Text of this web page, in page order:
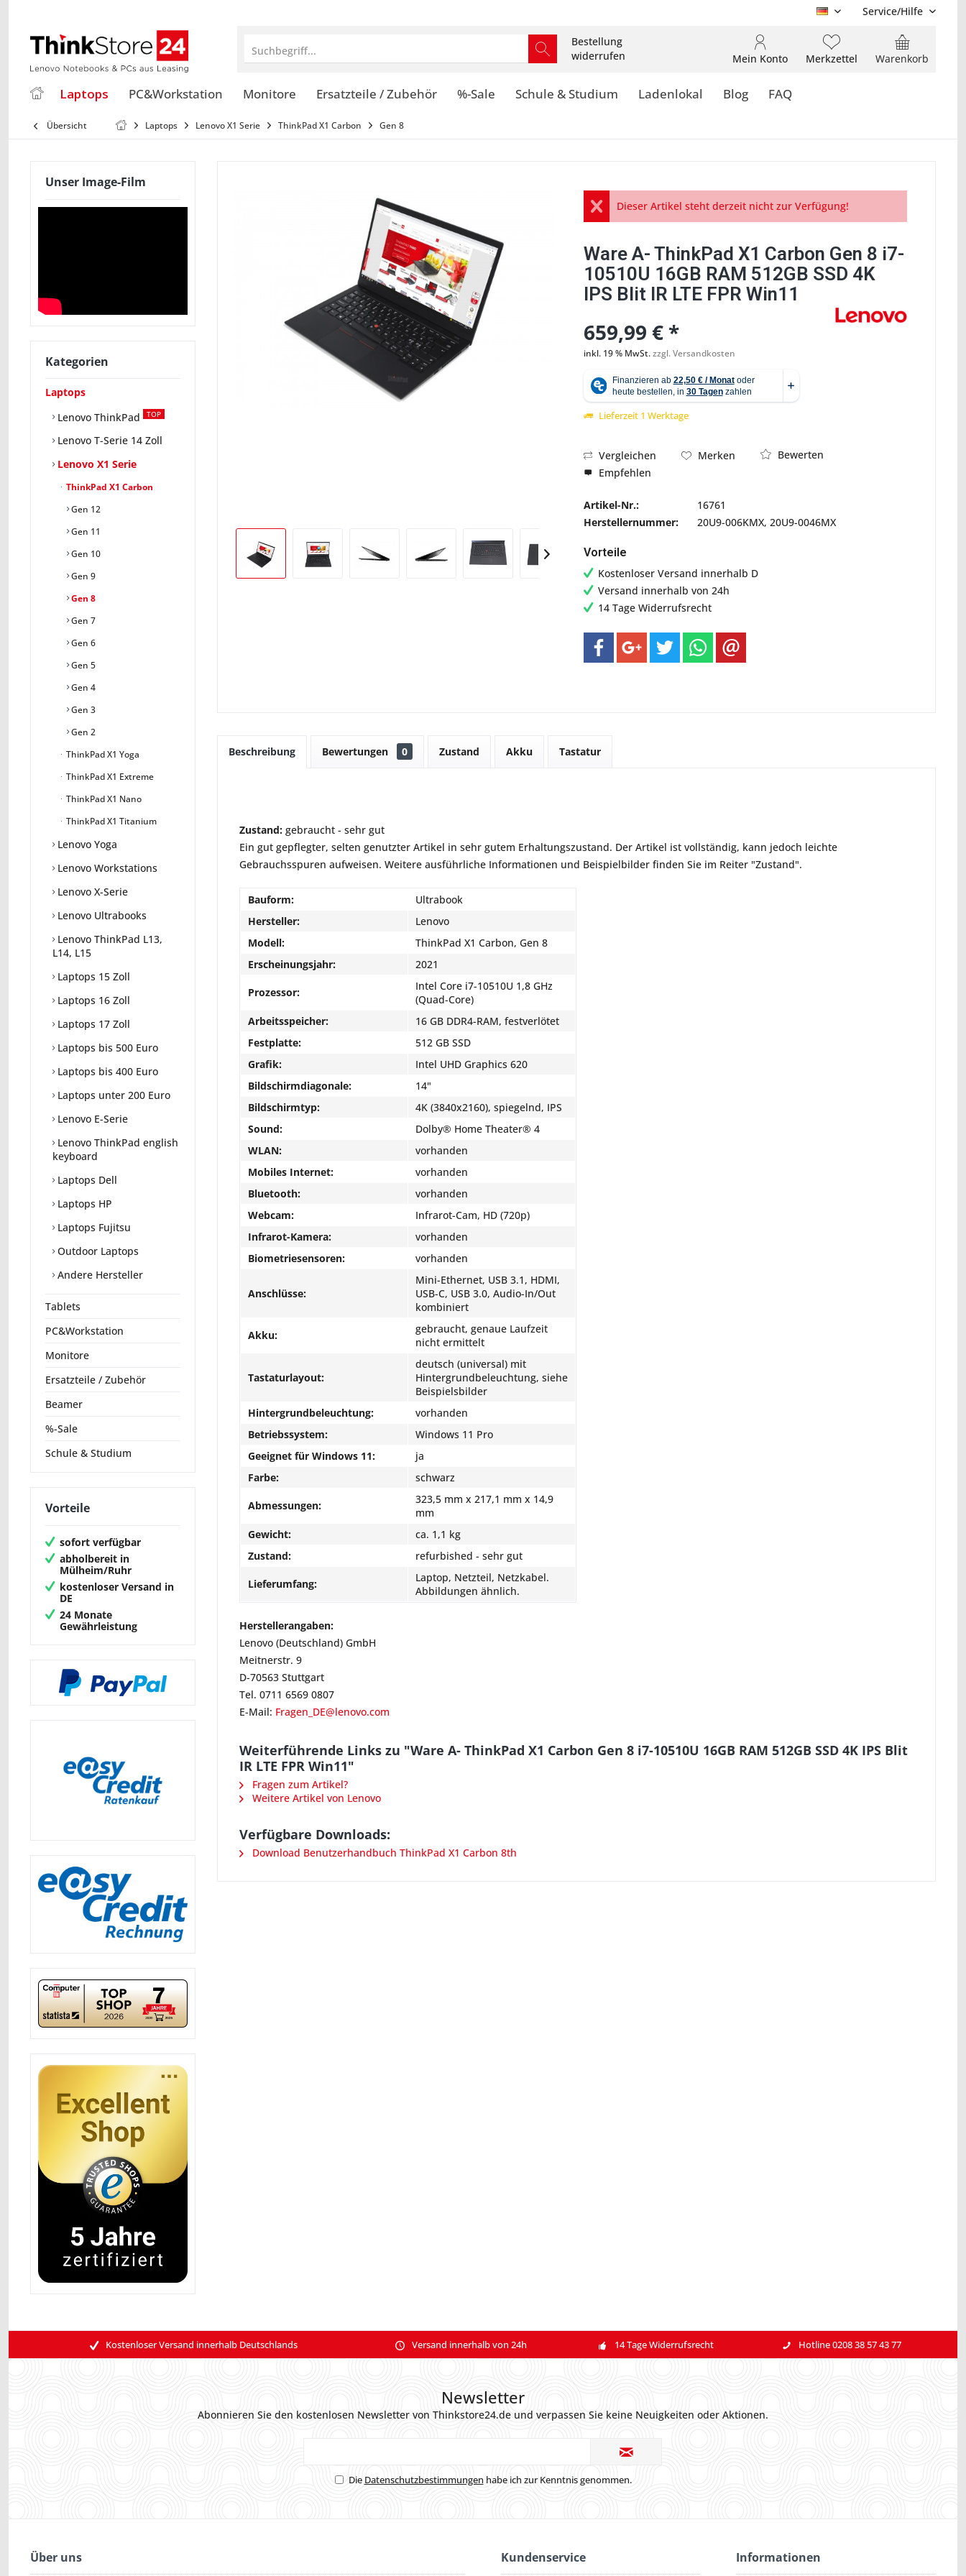
DE Service/Hilfe
Suchbegriff...
Bestellung
widerrufen
Warenkorb
Merkzettel
Mein Konto
Laptops PC&Workstation Monitore Ersatzteile / Zubehör %-Sale Schule & Studium Ladenlokal Blog FAQ
Übersicht Laptops Lenovo X1 Serie ThinkPad X1 Carbon Gen 8
Unser Image-Film
Kategorien
Laptops
Lenovo ThinkPad
TOP
Lenovo T-Serie 14 Zoll
Lenovo X1 Serie
ThinkPad X1 Carbon
Gen 12
Gen 11
Gen 10
Gen 9
Gen 8
Gen 7
Gen 6
Gen 5
Gen 4
Gen 3
Gen 2
ThinkPad X1 Yoga
ThinkPad X1 Extreme
ThinkPad X1 Nano
ThinkPad X1 Titanium
Lenovo Yoga
Lenovo Workstations
Lenovo X-Serie
Lenovo Ultrabooks
Lenovo ThinkPad L13,
L14, L15
Laptops 15 Zoll
Laptops 16 Zoll
Laptops 17 Zoll
Laptops bis 500 Euro
Laptops bis 400 Euro
Laptops unter 200 Euro
Lenovo E-Serie
Lenovo ThinkPad english
keyboard
Laptops Dell
Laptops HP
Laptops Fujitsu
Outdoor Laptops
Andere Hersteller
Tablets
PC&Workstation
Monitore
Ersatzteile / Zubehör
Beamer
%-Sale
Schule & Studium
Vorteile
sofort verfügbar
abholbereit in
Mülheim/Ruhr
kostenloser Versand in
DE
24 Monate
Gewährleistung
Abbildung ähnlich
Dieser Artikel steht derzeit nicht zur Verfügung!
Ware A- ThinkPad X1 Carbon Gen 8 i7-
10510U 16GB RAM 512GB SSD 4K
IPS Blit IR LTE FPR Win11
659,99 € *
inkl. 19 % MwSt.zzgl. Versandkosten
Lieferzeit 1 Werktage
Vergleichen Merken
Bewerten
Empfehlen
Artikel-Nr.:
16761
Herstellernummer:
20U9-006KMX, 20U9-0046MX
Vorteile
Kostenloser Versand innerhalb D
Versand innerhalb von 24h
14 Tage Widerrufsrecht
Beschreibung Bewertungen 0 Zustand Akku Tastatur
Zustand: gebraucht - sehr gut
Ein gut gepflegter, selten genutzter Artikel in sehr gutem Erhaltungszustand. Der Artikel ist vollständig, kann jedoch leichte
Gebrauchsspuren aufweisen. Weitere ausführliche Informationen und Beispielbilder finden Sie im Reiter "Zustand".
Bauform:
Ultrabook
Hersteller:
Lenovo
Modell:
ThinkPad X1 Carbon, Gen 8
Erscheinungsjahr:
2021
Prozessor:
Intel Core i7-10510U 1,8 GHz
(Quad-Core)
Arbeitsspeicher:
16 GB DDR4-RAM, festverlötet
Festplatte:
512 GB SSD
Grafik:
Intel UHD Graphics 620
Bildschirmdiagonale:
14"
Bildschirmtyp:
4K (3840x2160), spiegelnd, IPS
Sound:
Dolby® Home Theater® 4
WLAN:
vorhanden
Mobiles Internet:
vorhanden
Bluetooth:
vorhanden
Webcam:
Infrarot-Cam, HD (720p)
Infrarot-Kamera:
vorhanden
Biometriesensoren:
vorhanden
Anschlüsse:
Mini-Ethernet, USB 3.1, HDMI,
USB-C, USB 3.0, Audio-In/Out
kombiniert
Akku:
gebraucht, genaue Laufzeit
nicht ermittelt
Tastaturlayout:
deutsch (universal) mit
Hintergrundbeleuchtung, siehe
Beispielsbilder
Hintergrundbeleuchtung:
vorhanden
Betriebssystem:
Windows 11 Pro
Geeignet für Windows 11:
ja
Farbe:
schwarz
Abmessungen:
323,5 mm x 217,1 mm x 14,9
mm
Gewicht:
ca. 1,1 kg
Zustand:
refurbished - sehr gut
Lieferumfang:
Laptop, Netzteil, Netzkabel.
Abbildungen ähnlich.
Herstellerangaben:
Lenovo (Deutschland) GmbH
Meitnerstr. 9
D-70563 Stuttgart
Tel. 0711 6569 0807
E-Mail: Fragen_DE@lenovo.com
Weiterführende Links zu "Ware A- ThinkPad X1 Carbon Gen 8 i7-10510U 16GB RAM 512GB SSD 4K IPS Blit
IR LTE FPR Win11"
Fragen zum Artikel?
Weitere Artikel von Lenovo
Verfügbare Downloads:
Download Benutzerhandbuch ThinkPad X1 Carbon 8th
Kostenloser Versand innerhalb Deutschlands Versand innerhalb von 24h 14 Tage Widerrufsrecht Hotline 0208 38 57 43 77
Newsletter
Abonnieren Sie den kostenlosen Newsletter von Thinkstore24.de und verpassen Sie keine Neuigkeiten oder Aktionen.
Die Datenschutzbestimmungen habe ich zur Kenntnis genommen.
Über uns Kundenservice Informationen